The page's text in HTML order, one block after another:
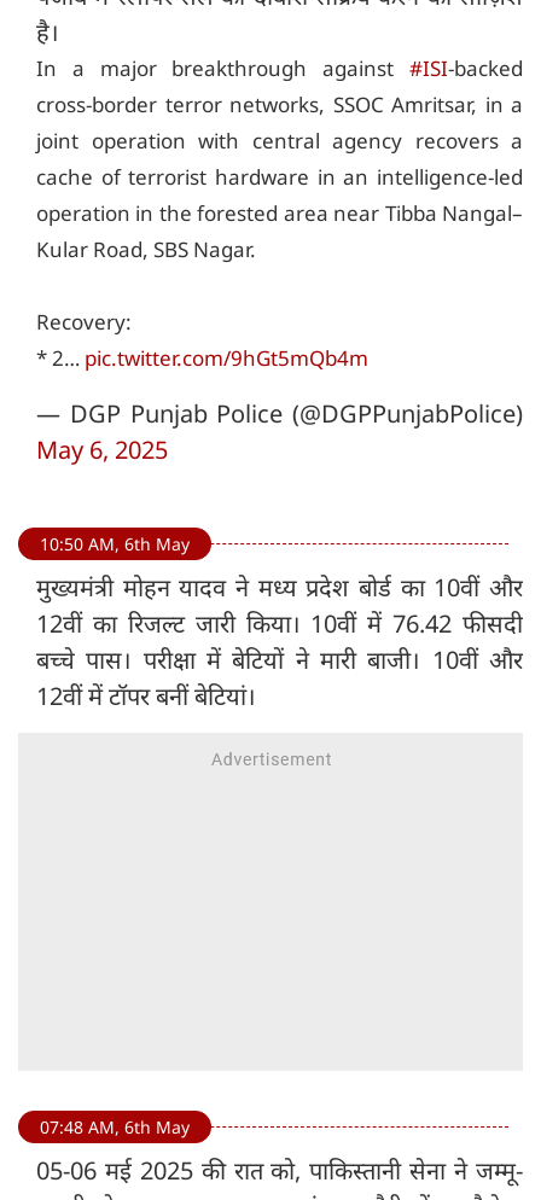
है।
In a major breakthrough against #ISI-backed
cross-border terror networks, SSOC Amritsar, in a
joint operation with central agency recovers a
cache of terrorist hardware in an intelligence-led
operation in the forested area near Tibba Nangal–
Kular Road, SBS Nagar.
Recovery:
* 2… pic.twitter.com/9hGt5mQb4m
— DGP Punjab Police (@DGPPunjabPolice)
May 6, 2025
10:50 AM, 6th May
मुख्यमंत्री मोहन यादव ने मध्‍य प्रदेश बोर्ड का 10वीं और
12वीं का रिजल्ट जारी किया। 10वीं में 76.42 फीसदी
बच्चे पास। परीक्षा में बेटियों ने मारी बाजी। 10वीं और
12वीं में टॉपर बनीं बेटियां।
07:48 AM, 6th May
05-06 मई 2025 की रात को, पाकिस्तानी सेना ने जम्मू-